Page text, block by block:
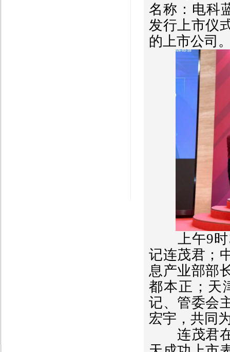
名称：电科
发行上市仪
的上市公司
上午9时
记连茂君；
息产业部部
都本正；天
记、管委会
宏宇，共同
连茂君在